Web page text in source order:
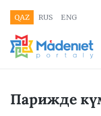
QAZ RUS ENG
Парижде